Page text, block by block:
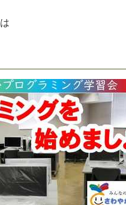
は